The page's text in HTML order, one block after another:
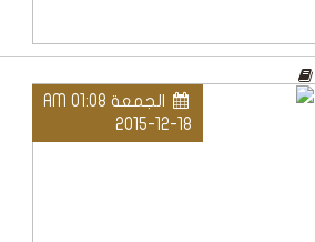
الجمعة AM 01:08
2015-12-18